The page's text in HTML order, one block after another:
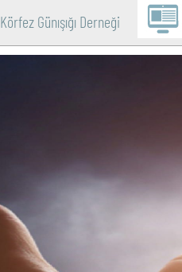
Körfez Günışığı Derneği